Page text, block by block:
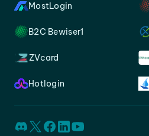
MostLogin
B2C Bewiser1
ZVcard
Hotlogin